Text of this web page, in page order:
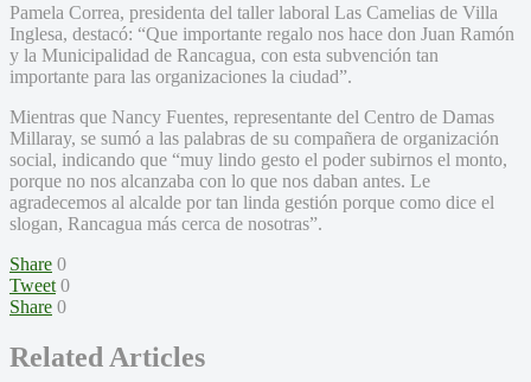
Pamela Correa, presidenta del taller laboral Las Camelias de Villa
Inglesa, destacó: “Que importante regalo nos hace don Juan Ramón
y la Municipalidad de Rancagua, con esta subvención tan
importante para las organizaciones la ciudad”.
Mientras que Nancy Fuentes, representante del Centro de Damas
Millaray, se sumó a las palabras de su compañera de organización
social, indicando que “muy lindo gesto el poder subirnos el monto,
porque no nos alcanzaba con lo que nos daban antes. Le
agradecemos al alcalde por tan linda gestión porque como dice el
slogan, Rancagua más cerca de nosotras”.
Share 0
Tweet 0
Share 0
Related Articles